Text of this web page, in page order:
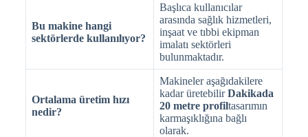
Bu makine hangi
sektörlerde kullanılıyor?
Başlıca kullanıcılar
arasında sağlık hizmetleri,
inşaat ve tıbbi ekipman
imalatı sektörleri
bulunmaktadır.
Ortalama üretim hızı
nedir?
Makineler aşağıdakilere
kadar üretebilirDakikada
20 metre profiltasarımın
karmaşıklığına bağlı
olarak.